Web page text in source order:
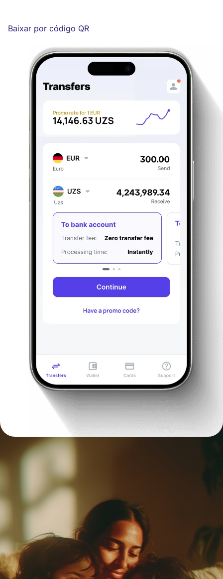
Baixar por código QR